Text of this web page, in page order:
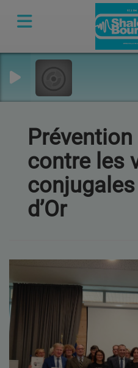
contre les
d’Or